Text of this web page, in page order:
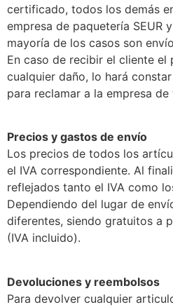
certificado, todos los demás
empresa de paquetería SEUR
mayoría de los casos son
En caso de recibir el cliente
cualquier daño, lo hará
para reclamar a la empresa
Precios y gastos de envío
Los precios de todos los
el IVA correspondiente. Al
reflejados tanto el IVA como
Dependiendo del lugar de
diferentes, siendo gratuitos a
(IVA incluido).
Devoluciones y reembolsos
Para devolver cualquier